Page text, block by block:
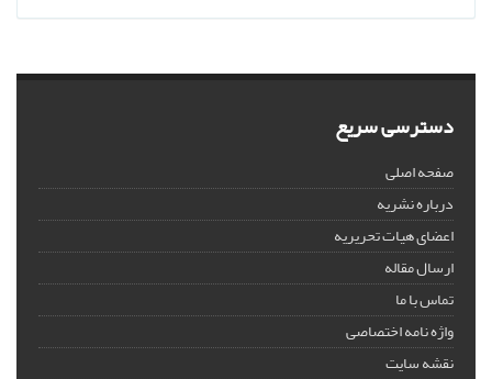
دسترسی سریع
صفحه اصلی
درباره نشریه
اعضای هیات تحریریه
ارسال مقاله
تماس با ما
واژه نامه اختصاصی
نقشه سایت